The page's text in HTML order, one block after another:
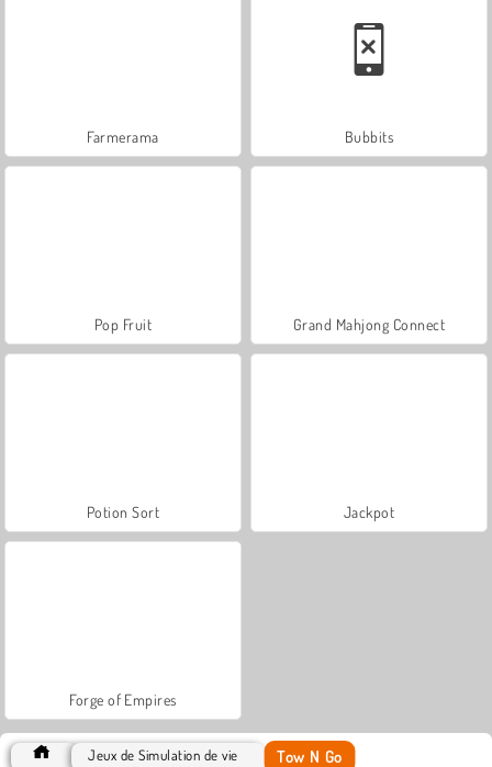
Farmerama Bubbits
Pop Fruit Grand Mahjong Connect
Potion Sort Jackpot
Forge of Empires
Jeux de Simulation de vie Tow N Go